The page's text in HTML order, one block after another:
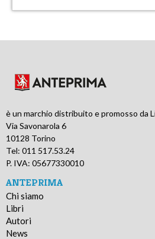
è un marchio distribuito e promosso da
Via Savonarola 6
10128 Torino
Tel: 011 517.53.24
P. IVA: 05677330010
ANTEPRIMA
Chi siamo
Libri
Autori
News